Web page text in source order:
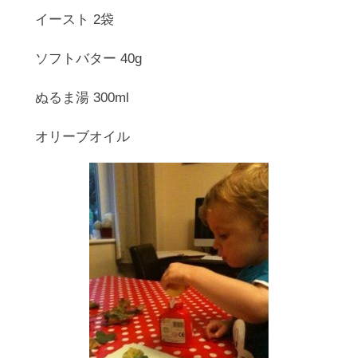
イースト 2袋
ソフトバター 40g
ぬるま湯 300ml
オリーブオイル